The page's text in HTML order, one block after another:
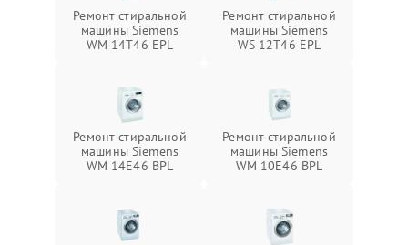
Ремонт стиральной
машины Siemens
WM 14T46 EPL
Ремонт стиральной
машины Siemens
WS 12T46 EPL
Ремонт стиральной
машины Siemens
WM 14E46 BPL
Ремонт стиральной
машины Siemens
WM 10E46 BPL